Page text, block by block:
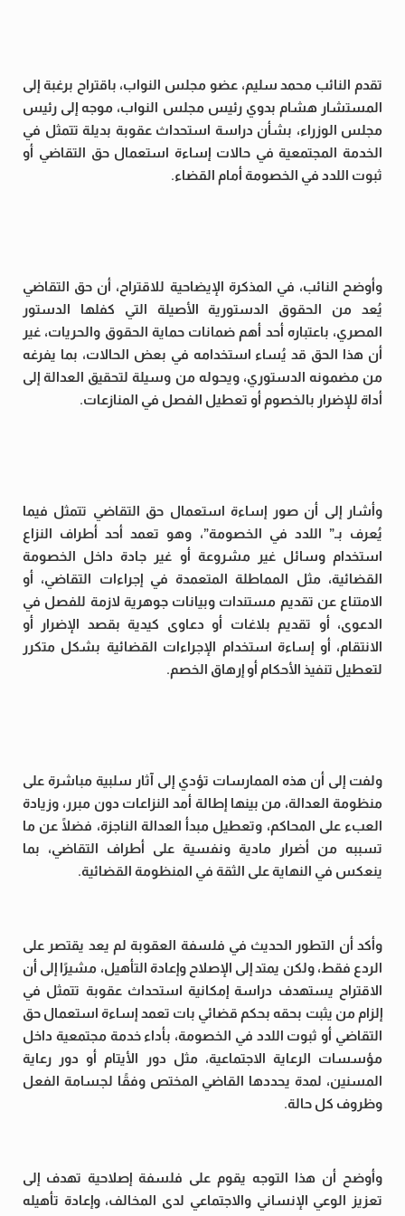
تقدم النائب محمد سليم، عضو مجلس النواب، باقتراح برغبة إلى
المستشار هشام بدوي رئيس مجلس النواب، موجه إلى رئيس
مجلس الوزراء، بشأن دراسة استحداث عقوبة بديلة تتمثل في
الخدمة المجتمعية في حالات إساءة استعمال حق التقاضي أو
ثبوت اللدد في الخصومة أمام القضاء.
وأوضح النائب، في المذكرة الإيضاحية للاقتراح، أن حق التقاضي
يُعد من الحقوق الدستورية الأصيلة التي كفلها الدستور
المصري، باعتباره أحد أهم ضمانات حماية الحقوق والحريات، غير
أن هذا الحق قد يُساء استخدامه في بعض الحالات، بما يفرغه
من مضمونه الدستوري، ويحوله من وسيلة لتحقيق العدالة إلى
أداة للإضرار بالخصوم أو تعطيل الفصل في المنازعات.
وأشار إلى أن صور إساءة استعمال حق التقاضي تتمثل فيما
يُعرف بـ” اللدد في الخصومة”، وهو تعمد أحد أطراف النزاع
استخدام وسائل غير مشروعة أو غير جادة داخل الخصومة
القضائية، مثل المماطلة المتعمدة في إجراءات التقاضي، أو
الامتناع عن تقديم مستندات وبيانات جوهرية لازمة للفصل في
الدعوى، أو تقديم بلاغات أو دعاوى كيدية بقصد الإضرار أو
الانتقام، أو إساءة استخدام الإجراءات القضائية بشكل متكرر
لتعطيل تنفيذ الأحكام أو إرهاق الخصم.
ولفت إلى أن هذه الممارسات تؤدي إلى آثار سلبية مباشرة على
منظومة العدالة، من بينها إطالة أمد النزاعات دون مبرر، وزيادة
العبء على المحاكم، وتعطيل مبدأ العدالة الناجزة، فضلًا عن ما
تسببه من أضرار مادية ونفسية على أطراف التقاضي، بما
ينعكس في النهاية على الثقة في المنظومة القضائية.
وأكد أن التطور الحديث في فلسفة العقوبة لم يعد يقتصر على
الردع فقط، ولكن يمتد إلى الإصلاح وإعادة التأهيل، مشيرًا إلى أن
الاقتراح يستهدف دراسة إمكانية استحداث عقوبة تتمثل في
إلزام من يثبت بحقه بحكم قضائي بات تعمد إساءة استعمال حق
التقاضي أو ثبوت اللدد في الخصومة، بأداء خدمة مجتمعية داخل
مؤسسات الرعاية الاجتماعية، مثل دور الأيتام أو دور رعاية
المسنين، لمدة يحددها القاضي المختص وفقًا لجسامة الفعل
وظروف كل حالة.
وأوضح أن هذا التوجه يقوم على فلسفة إصلاحية تهدف إلى
تعزيز الوعي الإنساني والاجتماعي لدى المخالف، وإعادة تأهيله